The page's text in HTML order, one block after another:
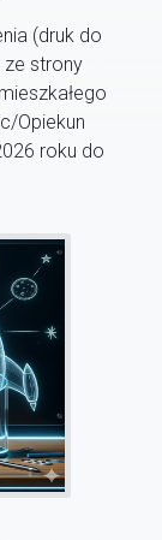
(druk do
ze strony
Opiekun
roku do